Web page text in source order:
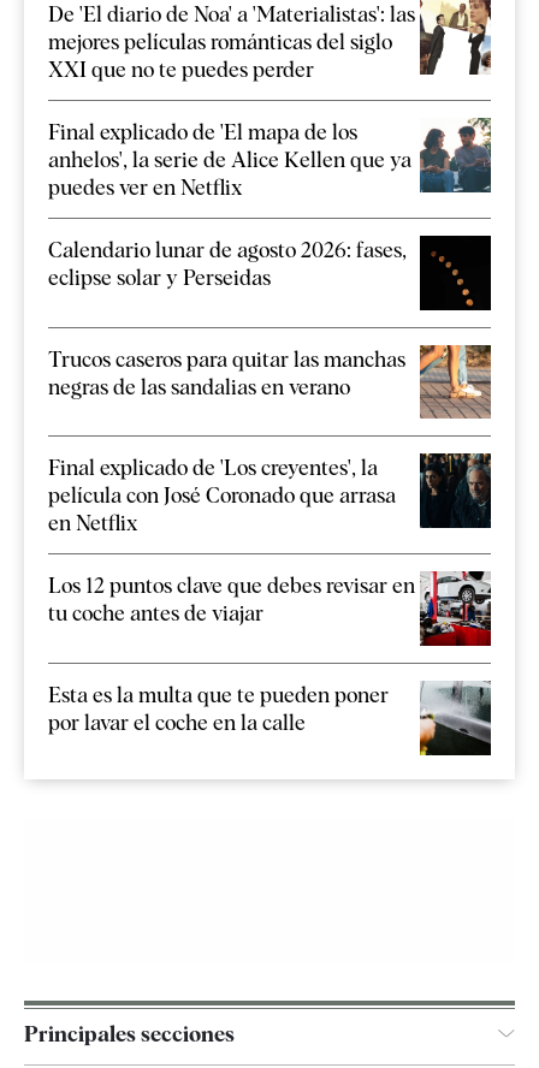
De 'El diario de Noa' a 'Materialistas': las
mejores películas románticas del siglo
XXI que no te puedes perder
Final explicado de 'El mapa de los
anhelos', la serie de Alice Kellen que ya
puedes ver en Netflix
Calendario lunar de agosto 2026: fases,
eclipse solar y Perseidas
Trucos caseros para quitar las manchas
negras de las sandalias en verano
Final explicado de 'Los creyentes', la
película con José Coronado que arrasa
en Netflix
Los 12 puntos clave que debes revisar en
tu coche antes de viajar
Esta es la multa que te pueden poner
por lavar el coche en la calle
Principales secciones